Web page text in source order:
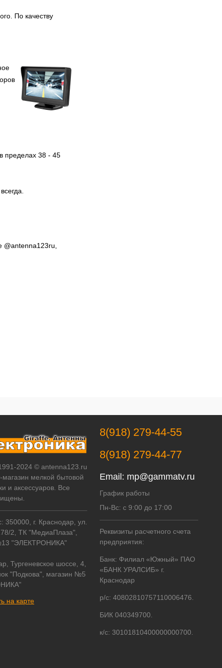
По качеству
пределах 38 - 45
@antenna123ru,
2024 © antenna123.ru
магазин мелкой бытовой
и аксессуаров. Все
350000, г. Краснодар, ул.
2, ТК "МедиаПлаза",
"ЭЛЕКТРОНИКА"
Тургеневское шоссе, 4,
"Подкова", магазин №5
на карте
8(918) 279-44-55
8(918) 279-44-77
Email: mp@gammatv.ru
График работы
Пн-Вс: с 9:00 до 17:00
Реквизиты расчетного счета
предприятия:
Банк: Филиал «Южный» ПАО
«БАНК УРАЛСИБ» г.
Краснодар
р/с: 40802810757110006476.
БИК 040349700.
к/с: 30101810400000000700.